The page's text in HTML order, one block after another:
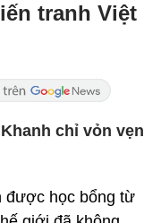
tranh Việt
chỉ vỏn vẹn
được học bổng từ